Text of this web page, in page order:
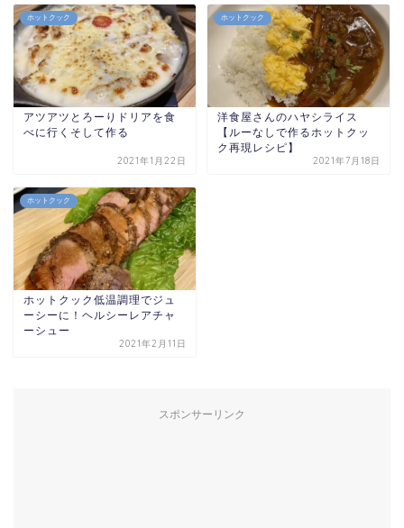
ホットクック
アツアツとろーりドリアを食
べに行くそして作る
2021年1月22日
ホットクック
洋食屋さんのハヤシライス
【ルーなしで作るホットクッ
ク再現レシピ】
2021年7月18日
ホットクック
ホットクック低温調理でジュ
ーシーに！ヘルシーレアチャ
ーシュー
2021年2月11日
スポンサーリンク